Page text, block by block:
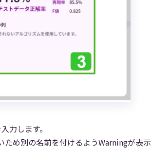
力します。
め別の名前を付けるようWarningが表示